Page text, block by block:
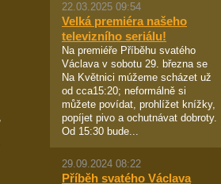
22.03.2025 09:54
Velká premiéra našeho
televizního seriálu!
Na premiéře Příběhu svatého
Václava v sobotu 29. března se
Na Květnici múžeme scházet už
od cca15:20; neformálně si
můžete povídat, prohlížet knížky,
popíjet pivo a ochutnávat dobroty.
Od 15:30 bude...
29.09.2024 08:22
Příběh svatého Václava